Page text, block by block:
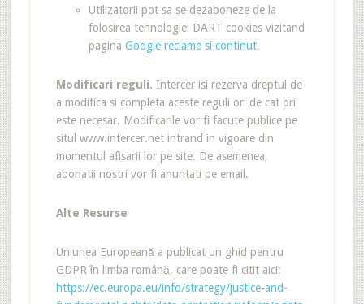
Utilizatorii pot sa se dezaboneze de la
folosirea tehnologiei DART cookies vizitand
pagina Google reclame si continut.
Modificari reguli. Intercer isi rezerva dreptul de
a modifica si completa aceste reguli ori de cat ori
este necesar. Modificarile vor fi facute publice pe
situl www.intercer.net intrand in vigoare din
momentul afisarii lor pe site. De asemenea,
abonatii nostri vor fi anuntati pe email.
Alte Resurse
Uniunea Europeană a publicat un ghid pentru
GDPR în limba română, care poate fi citit aici:
https://ec.europa.eu/info/strategy/justice-and-